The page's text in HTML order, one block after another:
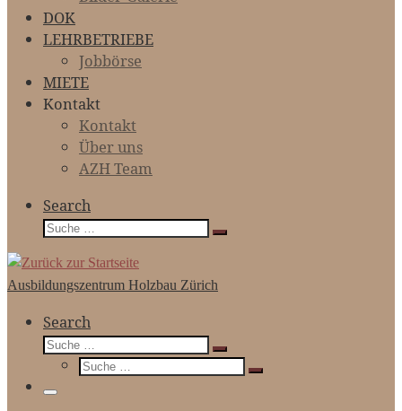
DOK
LEHRBETRIEBE
Jobbörse
MIETE
Kontakt
Kontakt
Über uns
AZH Team
Search
Suche
Suche
Ausbildungszentrum Holzbau Zürich
Search
Suche
Suche
Suche
Suche
Menü